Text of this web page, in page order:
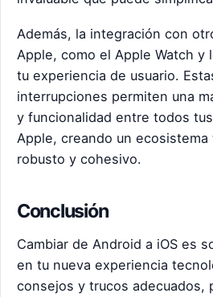
Además, la integración con
Apple, como el Apple Watch y
tu experiencia de usuario.
interrupciones permiten una
y funcionalidad entre todos
Apple, creando un
robusto y cohesivo.
Conclusión
Cambiar de Android a iOS es
en tu nueva experiencia
consejos y trucos adecuados,